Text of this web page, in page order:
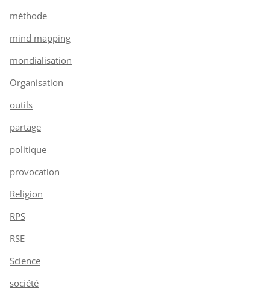
méthode
mind mapping
mondialisation
Organisation
outils
partage
politique
provocation
Religion
RPS
RSE
Science
société